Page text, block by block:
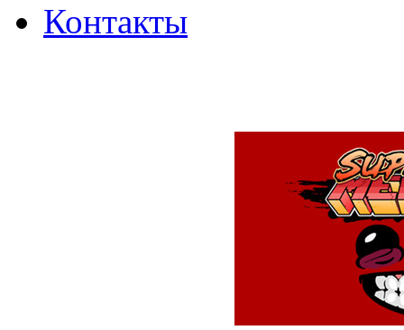
Контакты